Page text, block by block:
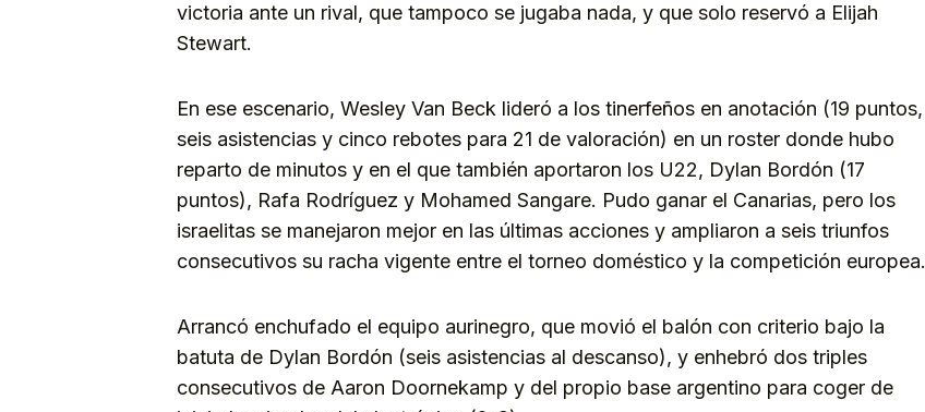
victoria ante un rival, que tampoco se jugaba nada, y que solo reservó a Elijah
Stewart.
En ese escenario, Wesley Van Beck lideró a los tinerfeños en anotación (19 puntos,
seis asistencias y cinco rebotes para 21 de valoración) en un roster donde hubo
reparto de minutos y en el que también aportaron los U22, Dylan Bordón (17
puntos), Rafa Rodríguez y Mohamed Sangare. Pudo ganar el Canarias, pero los
israelitas se manejaron mejor en las últimas acciones y ampliaron a seis triunfos
consecutivos su racha vigente entre el torneo doméstico y la competición europea.
Arrancó enchufado el equipo aurinegro, que movió el balón con criterio bajo la
batuta de Dylan Bordón (seis asistencias al descanso), y enhebró dos triples
consecutivos de Aaron Doornekamp y del propio base argentino para coger de